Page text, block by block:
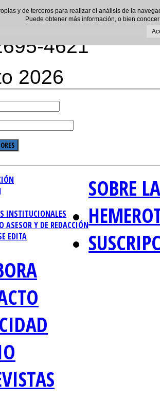
4621
2026
SOBRE
INSTITUCIONALES
ASESOR Y DE REDACCIÓN
EDITA
y de terceros para realizar el análisis de la
Puede obtener más información, o bien